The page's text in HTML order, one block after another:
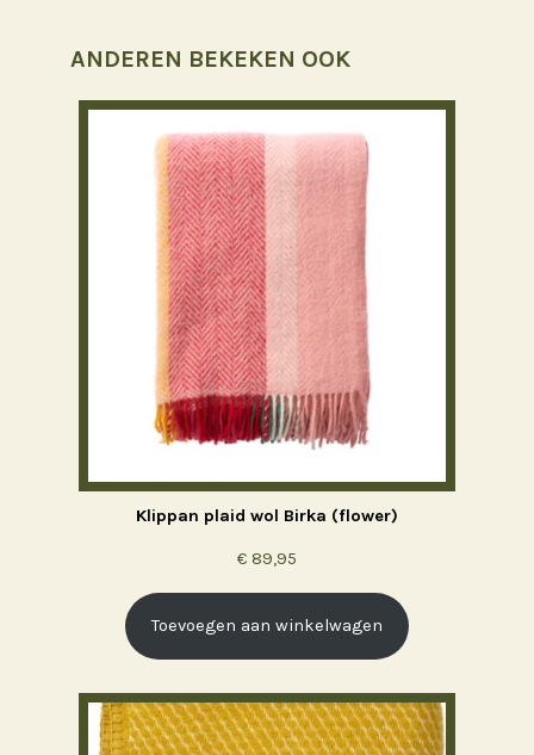
ANDEREN BEKEKEN OOK
Klippan plaid wol Birka (flower)
€89,95
Toevoegen aan winkelwagen